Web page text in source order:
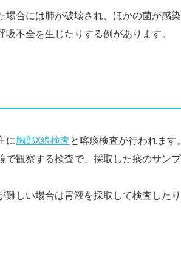
場合には肺が破壊され、ほかの菌が感
吸不全を生じたりする例があります。
に胸部X線検査と喀痰検査が行われま
で観察する検査で、採取した痰のサン
難しい場合は胃液を採取して検査した